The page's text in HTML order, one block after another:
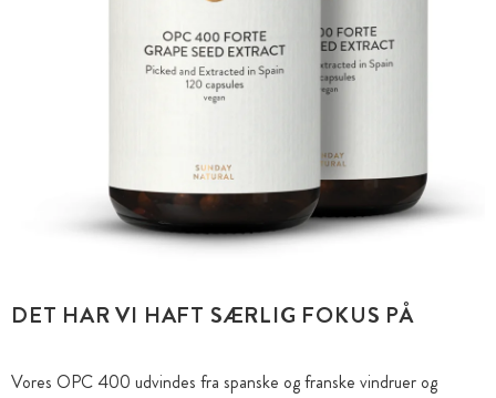
DET HAR VI HAFT SÆRLIG FOKUS PÅ
Vores OPC 400 udvindes fra spanske og franske vindruer og